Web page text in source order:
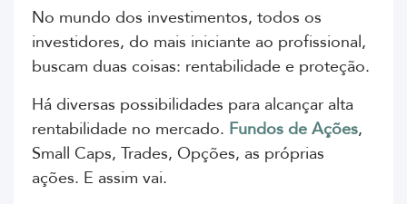
No mundo dos investimentos, todos os
investidores, do mais iniciante ao profissional,
buscam duas coisas: rentabilidade e proteção.
Há diversas possibilidades para alcançar alta
rentabilidade no mercado. Fundos de Ações,
Small Caps, Trades, Opções, as próprias
ações. E assim vai.